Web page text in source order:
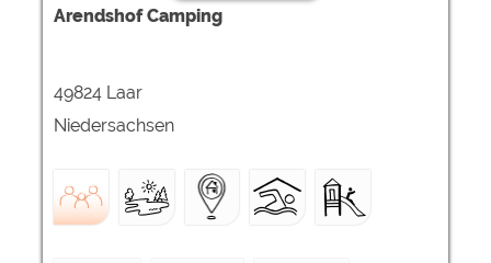
Arendshof Camping
49824 Laar
Niedersachsen